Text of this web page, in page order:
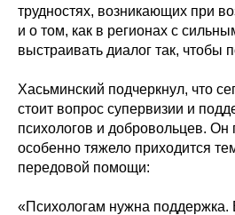
трудностях, возникающих при
и о том, как в регионах с
выстраивать диалог так, чтобы
Хасьминский подчеркнул, что
стоит вопрос супервизии и
психологов и добровольцев. Он
особенно тяжело приходится
передовой помощи:
«Психологам нужна поддержка.